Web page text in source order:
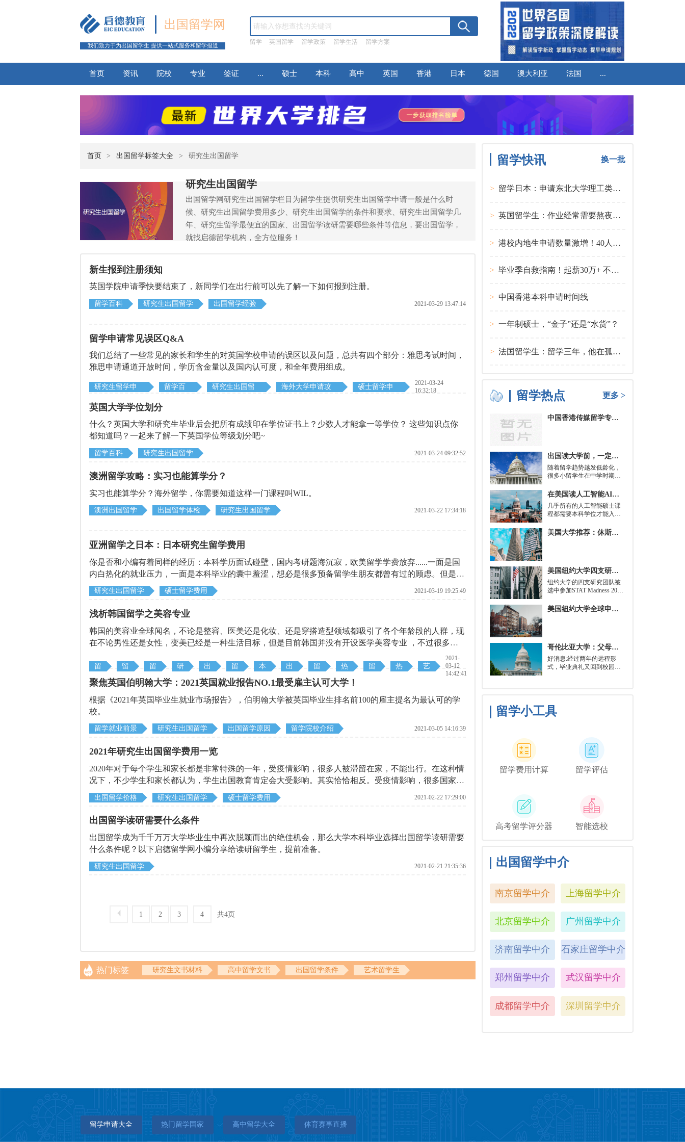
出国留学网
我们致力于为出国留学生 提供一站式服务和留学报道 留学 英国留学 留学政策 留学生活 留学方案
首页 资讯 院校 专业 签证 ... 硕士 本科 高中 英国 香港 日本 德国 澳大利亚 法国 ...
首页 > 出国留学标签大全 > 研究生出国留学
研究生出国留学
出国留学网研究生出国留学栏目为留学生提供研究生出国留学申请一般是什么时
候、研究生出国留学费用多少、研究生出国留学的条件和要求、研究生出国留学几
年、研究生留学最便宜的国家、出国留学读研需要哪些条件等信息，要出国留学，
就找启德留学机构，全方位服务！
新生报到注册须知
英国学院​申请季快要结束了，新同学们在出行前可以先了解一下如何报到注册。
留学百科 研究生出国留学 出国留学经验 2021-03-29 13:47:14
留学申请常见误区Q&A
我们总结了一些常见的家长和学生的对英国学校申请的误区以及问题，总共有四个部分：雅思考试时间，
雅思申请通道开放时间，学历含金量以及国内认可度，和全年费用组成。
研究生留学申
留学百
研究生出国留
海外大学申请攻
硕士留学申
2021-03-24
16:32:18
英国大学学位划分
什么？英国大学和研究生毕业后会把所有成绩印在学位证书上？少数人才能拿一等学位？ 这些知识点你
都知道吗？一起来了解一下英国学位等级划分吧~
留学百科 研究生出国留学 2021-03-24 09:32:52
澳洲留学攻略：实习也能算学分？
实习也能算学分？海外留学，你需要知道这样一门课程叫WIL。
澳洲出国留学 出国留学体检 研究生出国留学 2021-03-22 17:34:18
亚洲留学之日本：日本研究生留学费用
你是否和小编有着同样的经历：本科学历面试碰壁，国内考研题海沉寂，欧美留学学费放弃......一面是国
内白热化的就业压力，一面是本科毕业的囊中羞涩，想必是很多预备留学生朋友都曾有过的顾虑。但是，
只要思想不滑坡，办法总比问题多。今天小编就为大家隆重推荐一款高性价比的留学项目——日本，一起
深入了解日本研究生的留学花销。
研究生出国留学 硕士留学费用 2021-03-19 19:25:49
浅析韩国留学之美容专业
韩国的美容业全球闻名，不论是整容、医美还是化妆、还是穿搭造型领域都吸引了各个年龄段的人群，现
在不论男性还是女性，变美已经是一种生活目标，但是目前韩国并没有开设医学美容专业 ，不过很多知
名大学开设了皮肤护理，美容化妆，造型等方向专业，并为这些学生提供学士学位，让学生不仅能学到东
西，还能拿到学位，也为未来工作提供了学历背景的帮助。
留
学
热
门
专
业
留
就
业
薪
留
百
科
研
生
出
国
学
出
国
留
学
原
留
学
院
本
留
学
专
出
国
留
学
专
推
荐
留
易
就
业
业
热
门
留
学
专
推
荐
留
业
前
热
学
院
艺
学
申
攻
2021-
03-12
14:42:41
聚焦英国伯明翰大学：2021英国就业报告NO.1最受雇主认可大学！
根据《2021年英国毕业生就业市场报告》，伯明翰大学被英国毕业生排名前100的雇主提名为最认可的学
校。
留学就业前景 研究生出国留学 出国留学原因 留学院校介绍 2021-03-05 14:16:39
2021年研究生出国留学费用一览
2020年对于每个学生和家长都是非常特殊的一年，受疫情影响，很多人被滞留在家，不能出行。在这种情
况下，不少学生和家长都认为，学生出国教育肯定会大受影响。其实恰恰相反。受疫情影响，很多国家出
现了财务危机，为缓解国家压力，很多海外名校纷纷采取放宽申请政策、扩大招生规模、降低学费等条件
来向更多学子抛出橄榄枝。
出国留学价格 研究生出国留学 硕士留学费用 2021-02-22 17:29:00
出国留学读研需要什么条件
出国留学成为千千万万大学毕业生中再次脱颖而出的绝佳机会，那么大学本科毕业选择出国留学读研需要
什么条件呢？以下启德留学网小编分享给读研留学生，提前准备。
研究生出国留学 2021-02-21 21:35:36
1 2 3 4 共4页
热门标签 研究生文书材料 高中留学文书 出国留学条件 艺术留学生
留学快讯 换一批
> 留学日本：申请东北大学理工类硕士课程大多要求先获得教授内诺
> 英国留学生：作业经常需要熬夜完成
> 港校内地生申请数量激增！40人抢1学位？
> 毕业季自救指南！起薪30万+ 不愧是00后都偏爱的留学国家TOP1
> 中国香港本科申请时间线
> 一年制硕士，“金子”还是“水货”？
> 法国留学生：留学三年，他在孤独中找到内心的力量
留学热点 更多 >
中国香港传媒留学专业分类及申请要求
出国读大学前，一定要培养的基本生活技能有哪些？
随着留学趋势越发低龄化，
很多小留学生在中学时期就
其实都是为了大学生活做准
在美国读人工智能AI硕士入学条件及大学推荐
几乎所有的人工智能硕士课
程都需要本科学位才能入
需要特定领域的本科学位。
下，你只需要一个理论基础
就可以开始就读这类项目：
即先参加几门先修课程，通
常包括程序语言，如
Python、微积分和计算机科
学相关课程。
美国大学推荐：休斯顿的大学
美国纽约大学四支研究团队被选中参加STAT Madness 2022竞赛
​纽约大学的四支研究团队被
选中参加STAT Madness 2022
三月疯狂启发的健康和科学
领域最佳创新线上锦标赛。
美国纽约大学全球申请群体规模不断扩大
哥伦比亚大学：父母参加毕业典礼可以做什么？
好消息:经过两年的远程形
式，毕业典礼又回到校园了!
旅行，或者如果你想和你的
朋友们共度时光，也许你可
留学小工具
留学费用计算 留学评估
高考留学评分器 智能选校
出国留学中介
南京留学中介 上海留学中介
北京留学中介 广州留学中介
济南留学中介 石家庄留学中介
郑州留学中介 武汉留学中介
成都留学中介 深圳留学中介
留学申请大全 热门留学国家 高中留学大全 体育赛事直播